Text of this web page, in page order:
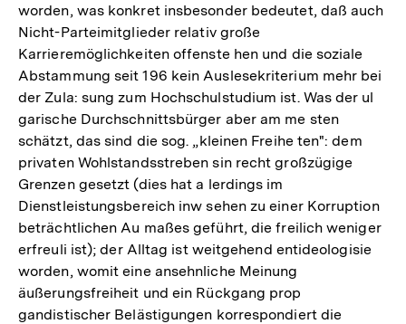
worden, was konkret insbesonder bedeutet, daß auch
Nicht-Parteimitglieder relativ große
Karrieremöglichkeiten offenste hen und die soziale
Abstammung seit 196 kein Auslesekriterium mehr bei
der Zula: sung zum Hochschulstudium ist. Was der ul
garische Durchschnittsbürger aber am me sten
schätzt, das sind die sog. „kleinen Freihe ten": dem
privaten Wohlstandsstreben sin recht großzügige
Grenzen gesetzt (dies hat a lerdings im
Dienstleistungsbereich inw sehen zu einer Korruption
beträchtlichen Au maßes geführt, die freilich weniger
erfreuli ist); der Alltag ist weitgehend entideologisie
worden, womit eine ansehnliche Meinung
äußerungsfreiheit und ein Rückgang prop
gandistischer Belästigungen korrespondiert die